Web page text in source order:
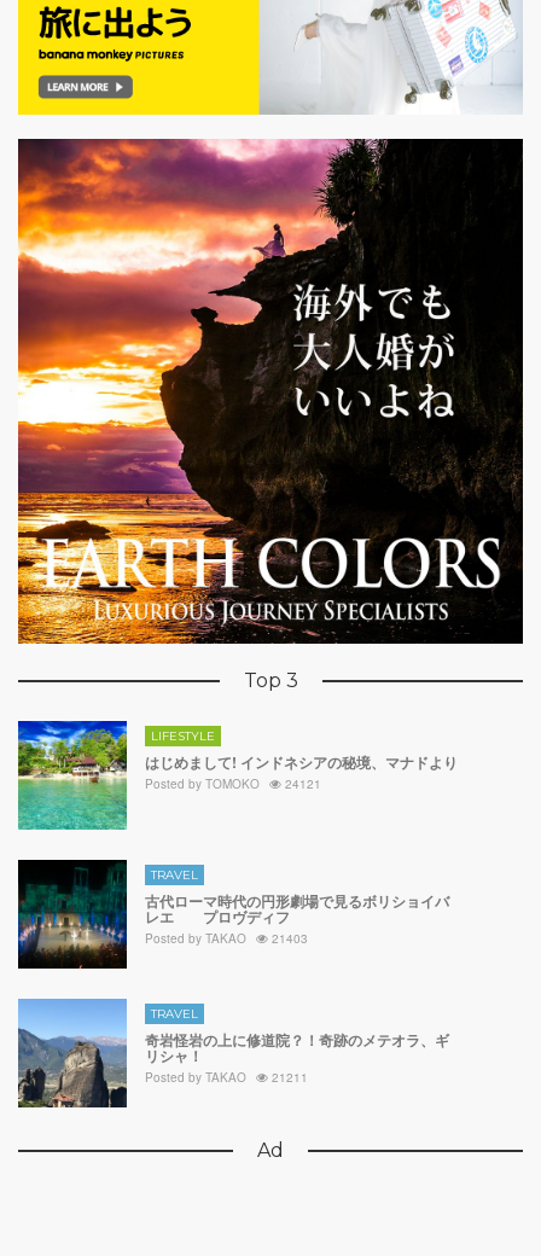
Top 3
LIFESTYLE
はじめまして! インドネシアの秘境、マナドより
Posted by TOMOKO 24121
TRAVEL
古代ローマ時代の円形劇場で見るボリショイバ
レエ プロヴディフ
Posted by TAKAO 21403
TRAVEL
奇岩怪岩の上に修道院？！奇跡のメテオラ、ギ
リシャ！
Posted by TAKAO 21211
Ad